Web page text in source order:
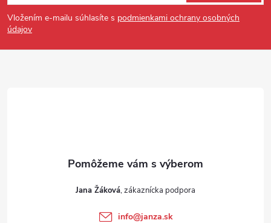
Vložením e-mailu súhlasíte s podmienkami ochrany osobných
údajov
Jana Žáková
info@janza.sk